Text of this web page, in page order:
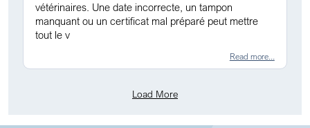
vétérinaires. Une date incorrecte, un tampon
manquant ou un certificat mal préparé peut mettre
tout le v
Read more...
Load More